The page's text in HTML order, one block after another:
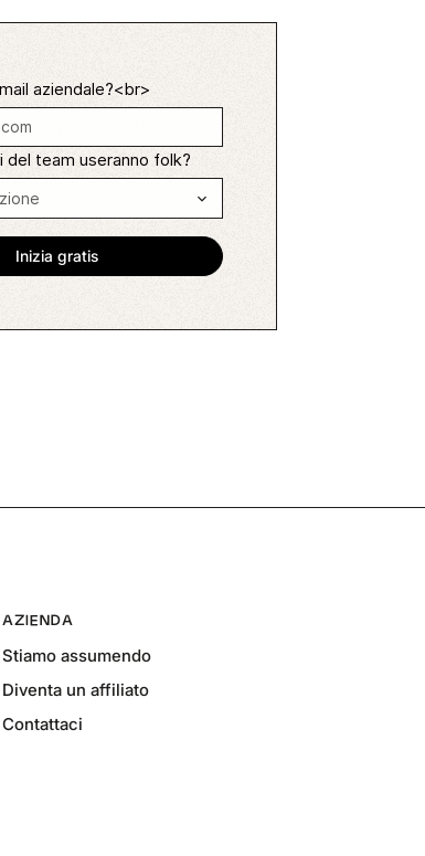
aziendale?<br>
del team useranno folk?
AZIENDA
Stiamo assumendo
Diventa un affiliato
Contattaci